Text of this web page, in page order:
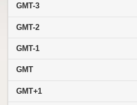
GMT-3
GMT-2
GMT-1
GMT
GMT+1